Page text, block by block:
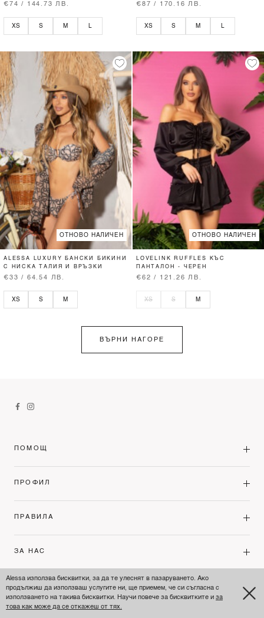
€74 / 144.73 ЛВ.
XS S M L
€87 / 170.16 ЛВ.
XS S M L
ОТНОВО НАЛИЧЕН
ALESSA LUXURY БАНСКИ БИКИНИ
С НИСКА ТАЛИЯ И ВРЪЗКИ
€33 / 64.54 ЛВ.
XS S M
ОТНОВО НАЛИЧЕН
LOVELINK RUFFLES КЪС
ПАНТАЛОН - ЧЕРЕН
€62 / 121.26 ЛВ.
XS S M
ВЪРНИ НАГОРЕ
Alessa използва бисквитки, за да те улеснят в пазаруването. Ако
продължиш да използваш услугите ни, ще приемем, че си съгласна с
използването на такива бисквитки. Научи повече за бисквитките и за
това как може да се откажеш от тях.
ПОМОЩ
ПРОФИЛ
ПРАВИЛА
ЗА НАС